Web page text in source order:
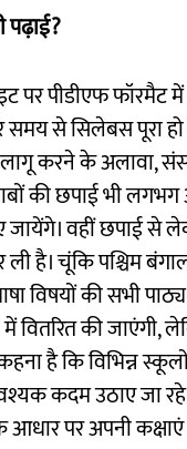
पढ़ाई?
पीडीएफ फॉरमैट में
से सिलेबस पूरा हो
करने के अलावा,
की छपाई भी
जायेंगे। वहीं छपाई से
है। चूंकि पश्चिम
विषयों की सभी
में वितरित की
है कि विभिन्न
कदम उठाए जा
आधार पर अपनी